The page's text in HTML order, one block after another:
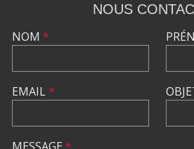
NOUS
NOM *
EMAIL*
MESSAGE *